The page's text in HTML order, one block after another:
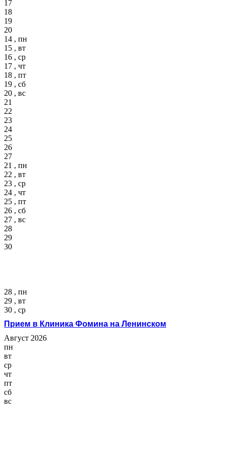
17
18
19
20
14 , пн
15 , вт
16 , ср
17 , чт
18 , пт
19 , сб
20 , вс
21
22
23
24
25
26
27
21 , пн
22 , вт
23 , ср
24 , чт
25 , пт
26 , сб
27 , вс
28
29
30
28 , пн
29 , вт
30 , ср
Прием в Клиника Фомина на Ленинском
Август 2026
пн
вт
ср
чт
пт
сб
вс